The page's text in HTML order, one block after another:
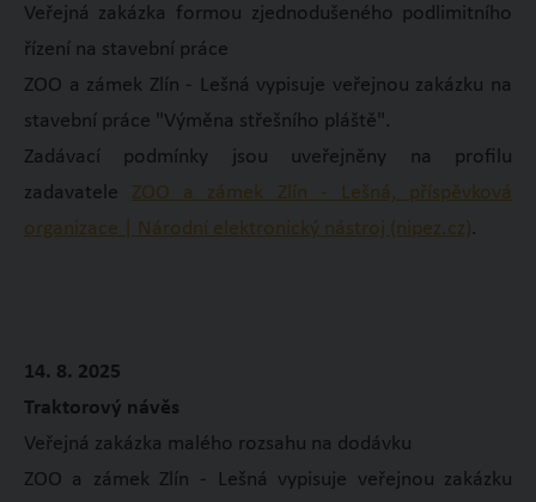
Veřejná zakázka formou zjednodušeného podlimitního
řízení na stavební práce
ZOO a zámek Zlín - Lešná vypisuje veřejnou zakázku na
stavební práce "Výměna střešního pláště".
Zadávací podmínky jsou uveřejněny na profilu
zadavatele ZOO a zámek Zlín - Lešná, příspěvková
organizace | Národní elektronický nástroj (nipez.cz).
14. 8. 2025
Traktorový návěs
Veřejná zakázka malého rozsahu na dodávku
ZOO a zámek Zlín - Lešná vypisuje veřejnou zakázku